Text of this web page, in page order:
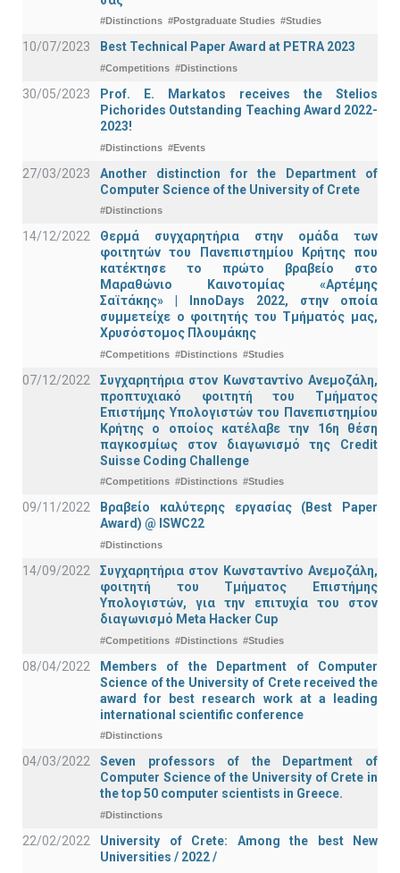
#Distinctions #Postgraduate Studies #Studies
10/07/2023 Best Technical Paper Award at PETRA 2023
#Competitions #Distinctions
30/05/2023
Prof. E. Markatos receives the Stelios
Pichorides Outstanding Teaching Award 2022-
2023!
#Distinctions #Events
27/03/2023
Another distinction for the Department of
Computer Science of the University of Crete
#Distinctions
14/12/2022
Θερμά συγχαρητήρια στην ομάδα των
φοιτητών του Πανεπιστημίου Κρήτης που
κατέκτησε το πρώτο βραβείο στο
Μαραθώνιο Καινοτομίας «Αρτέμης
Σαϊτάκης» | InnoDays 2022, στην οποία
συμμετείχε ο φοιτητής του Τμήματός μας,
Χρυσόστομος Πλουμάκης
#Competitions #Distinctions #Studies
07/12/2022
Συγχαρητήρια στον Κωνσταντίνο Ανεμοζάλη,
προπτυχιακό φοιτητή του Τμήματος
Επιστήμης Υπολογιστών του Πανεπιστημίου
Κρήτης ο οποίος κατέλαβε την 16η θέση
παγκοσμίως στον διαγωνισμό της Credit
Suisse Coding Challenge
#Competitions #Distinctions #Studies
09/11/2022
Βραβείο καλύτερης εργασίας (Best Paper
Award) @ ISWC22
#Distinctions
14/09/2022
Συγχαρητήρια στον Κωνσταντίνο Ανεμοζάλη,
φοιτητή του Τμήματος Επιστήμης
Υπολογιστών, για την επιτυχία του στον
διαγωνισμό Meta Hacker Cup
#Competitions #Distinctions #Studies
08/04/2022
Members of the Department of Computer
Science of the University of Crete received the
award for best research work at a leading
international scientific conference
#Distinctions
04/03/2022
Seven professors of the Department of
Computer Science of the University of Crete in
the top 50 computer scientists in Greece.
#Distinctions
22/02/2022
University of Crete: Among the best New
Universities / 2022 /